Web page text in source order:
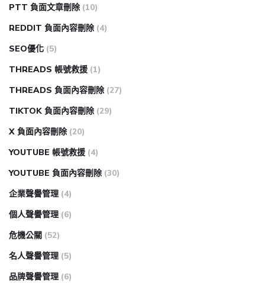
PTT 負面文章刪除 (10)
REDDIT 負面內容刪除 (4)
SEO優化 (5)
THREADS 帳號救援 (1)
THREADS 負面內容刪除 (27)
TIKTOK 負面內容刪除 (29)
X 負面內容刪除 (20)
YOUTUBE 帳號救援 (4)
YOUTUBE 負面內容刪除 (30)
企業聲譽管理 (4)
個人聲譽管理 (6)
危機公關 (52)
名人聲譽管理 (5)
品牌聲譽管理 (6)